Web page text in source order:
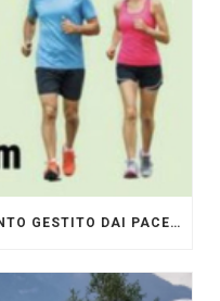
L’ADIGE RUN – EVENTO A TRENTO GESTITO DAI PACERS GLI ORIGINALI